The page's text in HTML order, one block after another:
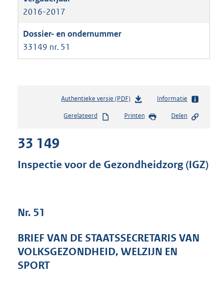
2016-2017
33149 nr. 51
Authentieke versie (PDF)b
s
s
e
:
Informatie
Gerelateerd Printen Delen
33 149
Inspectie voor de Gezondheidzorg (IGZ)
Nr. 51
BRIEF VAN DE STAATSSECRETARIS VAN
VOLKSGEZONDHEID, WELZIJN EN
SPORT